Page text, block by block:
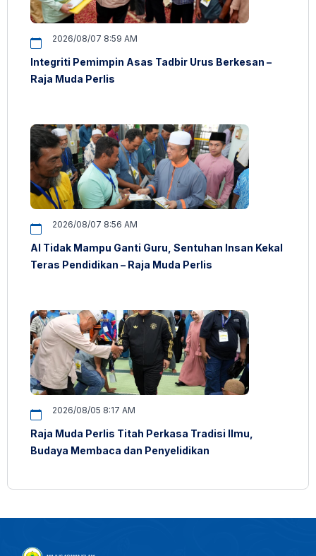
2026/08/07 8:59 AM
Integriti Pemimpin Asas Tadbir Urus Berkesan –
Raja Muda Perlis
2026/08/07 8:56 AM
AI Tidak Mampu Ganti Guru, Sentuhan Insan Kekal
Teras Pendidikan – Raja Muda Perlis
2026/08/05 8:17 AM
Raja Muda Perlis Titah Perkasa Tradisi Ilmu,
Budaya Membaca dan Penyelidikan